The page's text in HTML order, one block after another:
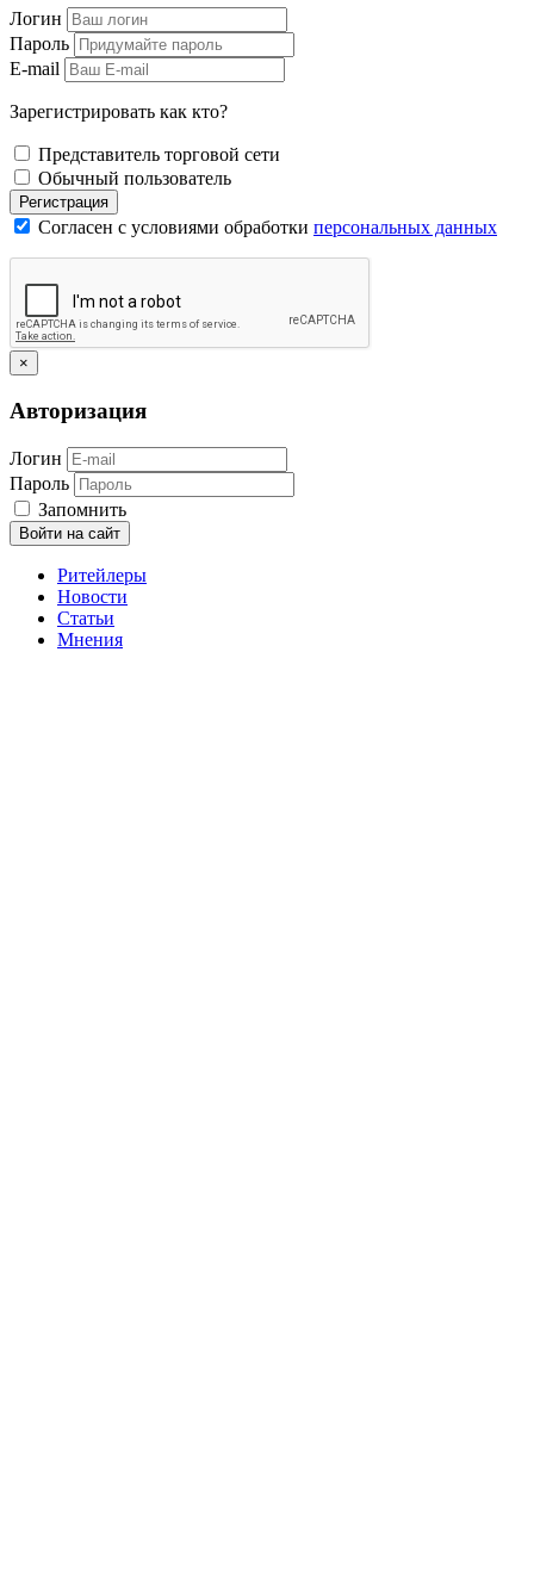
Логин
Пароль
E-mail
Зарегистрировать как кто?
Представитель торговой сети
Обычный пользователь
Регистрация
Согласен с условиями обработки персональных данных
×
Авторизация
Логин
Пароль
Запомнить
Войти на сайт
Ритейлеры
Новости
Статьи
Мнения